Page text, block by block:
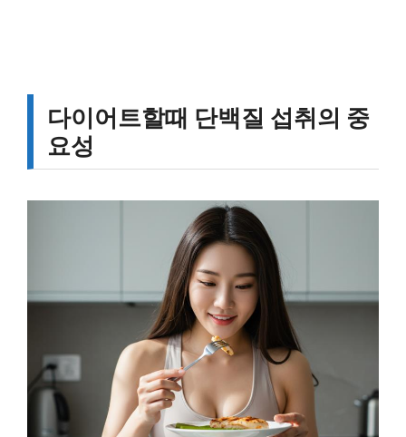
다이어트할때 단백질 섭취의 중
요성